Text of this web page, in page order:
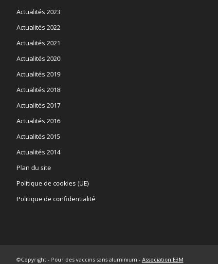
Actualités 2023
Actualités 2022
Actualités 2021
Actualités 2020
Actualités 2019
Actualités 2018
Actualités 2017
Actualités 2016
Actualités 2015
Actualités 2014
Plan du site
Politique de cookies (UE)
Politique de confidentialité
©Copyright - Pour des vaccins sans aluminium - Association E3M